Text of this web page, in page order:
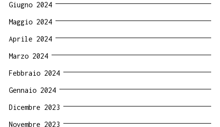
Giugno 2024
Maggio 2024
Aprile 2024
Marzo 2024
Febbraio 2024
Gennaio 2024
Dicembre 2023
Novembre 2023